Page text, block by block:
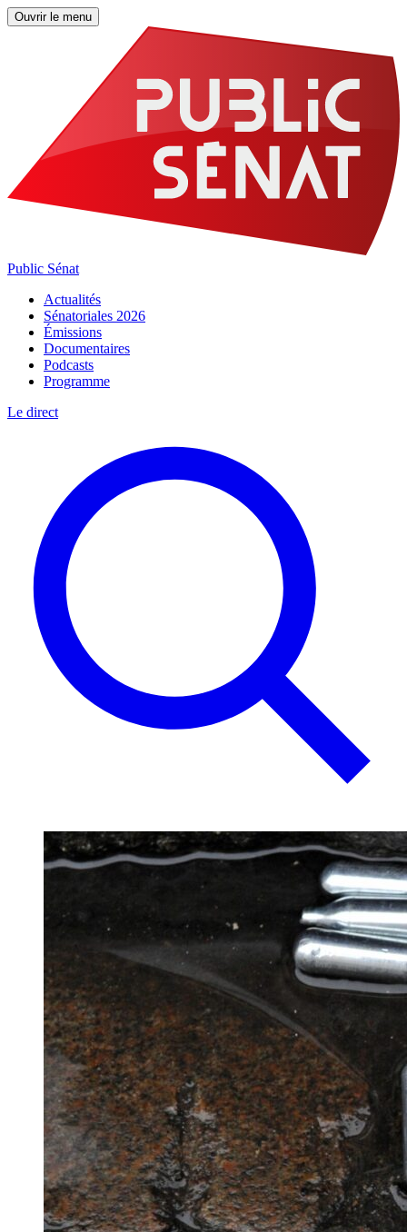
Ouvrir le menu
Public Sénat
Actualités
Sénatoriales 2026
Émissions
Documentaires
Podcasts
Programme
Le direct